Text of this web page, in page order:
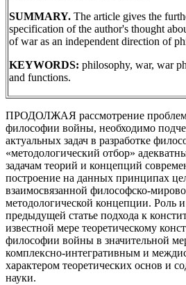
SUMMARY. The article gives the
specification of the author's thought
of war as an independent direction of
KEYWORDS: philosophy, war, war
and functions.
ПРОДОЛЖАЯ рассмотрение проблем
философии войны, необходимо
актуальных задач в разработке
«методологический отбор»
задачам теорий и концепций
построение на данных принципах
взаимосвязанной философско-
методологической концепции. Роль
предыдущей статье подхода к
известной мере теоретическому
философии войны в значительной
комплексно-интегративным и
характером теоретических основ и
науки.